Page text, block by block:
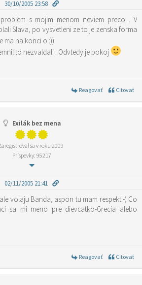
30/10/2005 23:58
s mojim menom neviem preco . V
si zapamatali ze moje ma na konci o :))
to nezvaldali . Odvtedy je pokoj
Reagovať Citovať
Exilák bez mena
sa v roku 2009
Príspevky: 95217
02/11/2005 21:41
volaju Banda, aspon tu mam respekt:-) Co
sa mi meno pre dievcatko-Grecia alebo
Reagovať Citovať